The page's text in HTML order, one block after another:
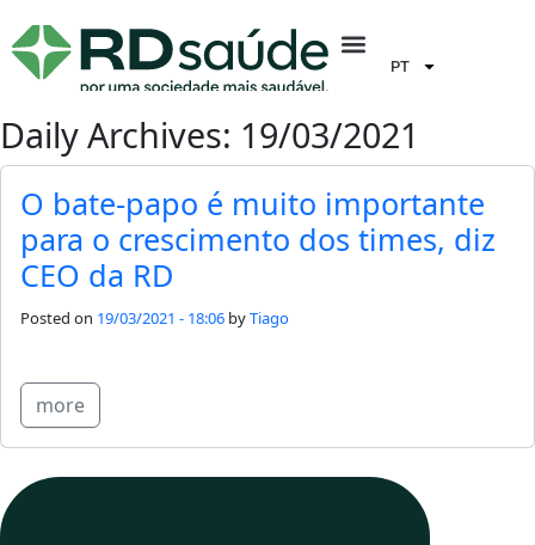
PT
Daily Archives: 19/03/2021
O bate-papo é muito importante
para o crescimento dos times, diz
CEO da RD
Posted on 19/03/2021 - 18:06 byTiago
more